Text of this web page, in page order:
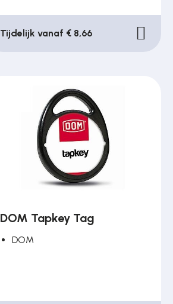
Tijdelijk vanaf € 8,66
DOM Tapkey Tag
DOM